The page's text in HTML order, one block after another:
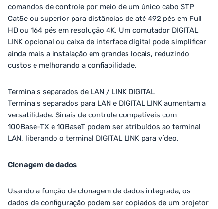
comandos de controle por meio de um único cabo STP
Cat5e ou superior para distâncias de até 492 pés em Full
HD ou 164 pés em resolução 4K. Um comutador DIGITAL
LINK opcional ou caixa de interface digital pode simplificar
ainda mais a instalação em grandes locais, reduzindo
custos e melhorando a confiabilidade.
Terminais separados de LAN / LINK DIGITAL
Terminais separados para LAN e DIGITAL LINK aumentam a
versatilidade. Sinais de controle compatíveis com
100Base-TX e 10BaseT podem ser atribuídos ao terminal
LAN, liberando o terminal DIGITAL LINK para vídeo.
Clonagem de dados
Usando a função de clonagem de dados integrada, os
dados de configuração podem ser copiados de um projetor